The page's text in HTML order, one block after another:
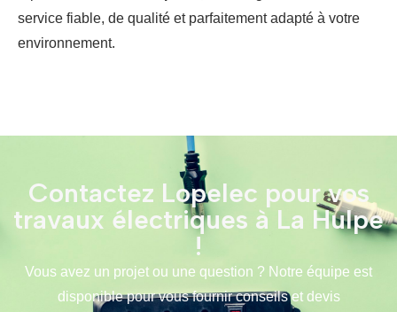
service fiable, de qualité et parfaitement adapté à votre
environnement.
Contactez Lopelec pour vos
travaux électriques à La Hulpe
!
Vous avez un projet ou une question ? Notre équipe est
disponible pour vous fournir conseils et devis